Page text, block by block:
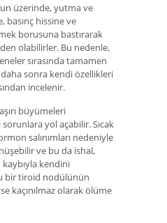
üzerinde, yutma ve
basınç hissine ve
borusuna bastırarak
olabilirler. Bu nedenle,
sırasında tamamen
sonra kendi özellikleri
incelenir.
büyümeleri
yol açabilir. Sıcak
salınımları nedeniyle
ve bu da ishal,
kaybıyla kendini
bir tiroid nodülünün
kaçınılmaz olarak ölüme